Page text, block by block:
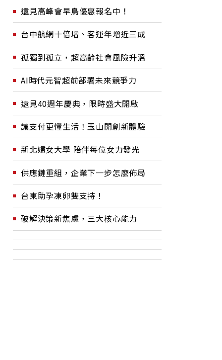
遠見高峰會早鳥優惠報名中！
台中航網十倍增、客運年增近三成
孤獨到孤立，超高齡社會風險升溫
AI時代元智超前部署未來競爭力
遠見40週年慶典，限時盛大開啟
讓支付更懂生活！玉山開創新體驗
新北婦女大學 陪伴每位女力發光
供應鏈重組，企業下一步怎麼佈局
台東助孕凍卵雙支持！
破解決策新焦慮，三大核心能力